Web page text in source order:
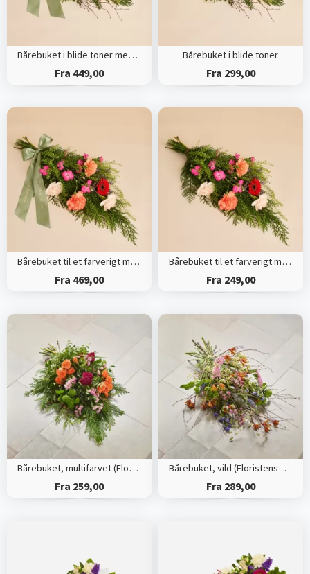
Bårebuket i blide toner med bånd
Fra 449,00
Bårebuket i blide toner
Fra 299,00
Bårebuket til et farverigt minde med bånd
Fra 469,00
Bårebuket til et farverigt minde
Fra 249,00
Bårebuket, multifarvet (Floristens kreative valg)
Fra 259,00
Bårebuket, vild (Floristens kreative valg)
Fra 289,00